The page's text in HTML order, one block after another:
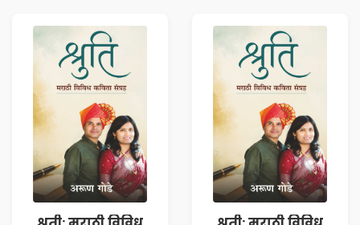
Resilience
Resilience